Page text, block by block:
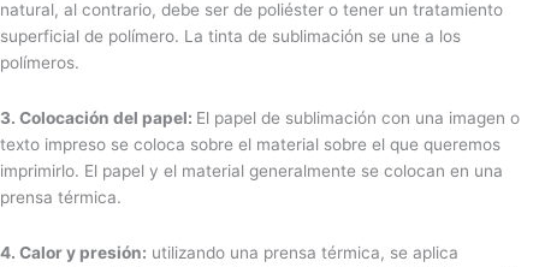
natural, al contrario, debe ser de poliéster o tener un tratamiento
superficial de polímero. La tinta de sublimación se une a los
polímeros.
3. Colocación del papel: El papel de sublimación con una imagen o
texto impreso se coloca sobre el material sobre el que queremos
imprimirlo. El papel y el material generalmente se colocan en una
prensa térmica.
4. Calor y presión: utilizando una prensa térmica, se aplica